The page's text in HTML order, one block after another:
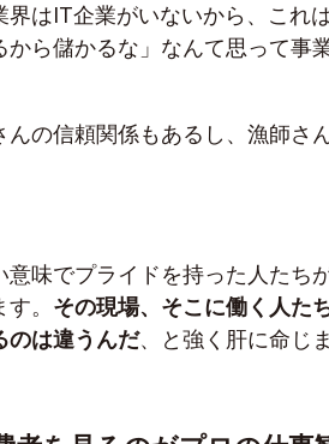
界はIT企業がいないから、これ
から儲かるな」なんて思って事
んの信頼関係もあるし、漁師さ
意味でプライドを持った人たち
。 その現場、そこに働く人た
のは違うんだ、と強く肝に命じ